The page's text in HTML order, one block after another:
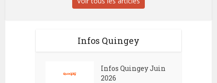
Infos Quingey
Infos Quingey Juin
2026